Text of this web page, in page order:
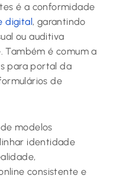
é a conformidade
digital, garantindo
ou auditiva
Também é comum a
para portal da
de
modelos
identidade
consistente e